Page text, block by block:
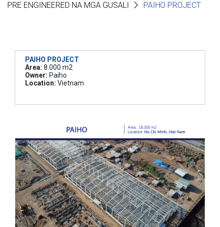
PRE ENGINEERED NA MGA GUSALI
PAIHO PROJECT
PAIHO PROJECT
Area: 8.000 m2
Owner: Paiho
Location: Vietnam